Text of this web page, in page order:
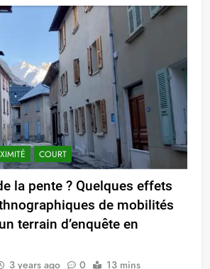
COURT
la pente ? Quelques effets
de mobilités
terrain d’enquête en
3 years ago 0 13 mins